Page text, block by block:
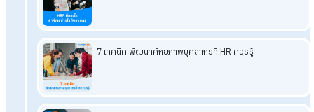
ในปี 2024 การวางแผนธุรกิจก็ยังจำเป็นและสำคัญกับผู้ประกอบ
เสมอ เพราะการวางแผนธุรกิจที่ดี ย่อมมีชัยไปกว่าครึ่ง ดังนั้น เจ้า
ธุรกิจ ควรให้ความสำคัญกับการวางแผนธุรกิจให้ชัดเจน รวมถึง
สามารถวิเคราะห์สถานการณ์ปัจจุบันและปัจจัยภายนอกที่มีผลกระ
ต่อการดำเนินงานของธุรกิจให้ได้ทันท่วงที
สถานการณ์, วัดผลลัพธ์, และประเมินสถานกาณ์เพื่อปรับปรุงแผน